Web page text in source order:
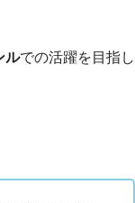
ルでの活躍を目指し